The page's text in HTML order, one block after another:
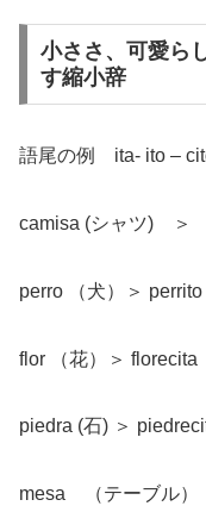
小ささ、可愛ら
す縮小辞
語尾の例 ita- ito –
camisa (シャツ) ＞
perro （犬）＞ perrito
flor （花）＞ florecita
piedra (石) ＞
mesa （テーブル